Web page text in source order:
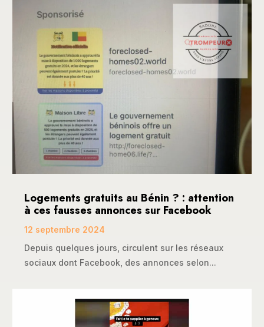
29 septembre 2024
Sur Facebook, une vidéo montre le célèbre
journaliste béninois, Ozias Sounouvou, l’ex-
ministre...
Logements gratuits au Bénin ? : attention
à ces fausses annonces sur Facebook
12 septembre 2024
Depuis quelques jours, circulent sur les réseaux
sociaux dont Facebook, des annonces selon...